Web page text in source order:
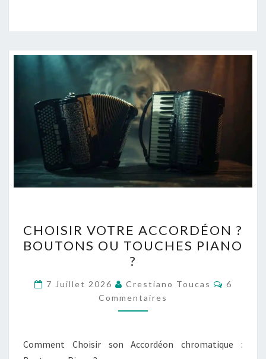
VOTRE
ACCORDÉON
?
BOUTONS
OU
TOUCHES
?
CHOISIR VOTRE ACCORDÉON ?
BOUTONS OU TOUCHES PIANO
?
7 Juillet 2026 Crestiano Toucas
6
Commentaires
Comment Choisir son Accordéon chromatique :